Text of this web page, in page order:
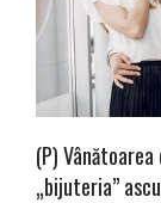
(P)
„bijuteria”